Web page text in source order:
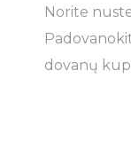
Norite
dovanų